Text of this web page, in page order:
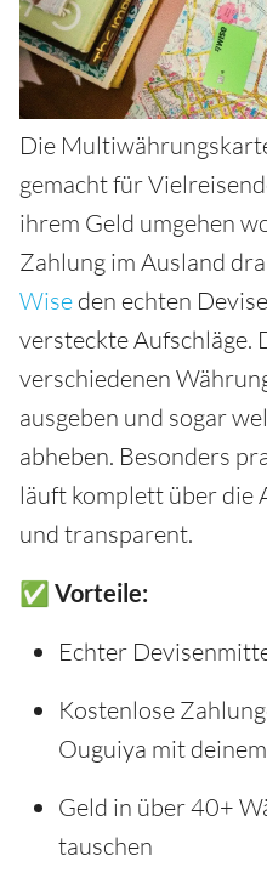
Die
gemacht für
ihrem Geld umgehen
Zahlung im Ausland
Wise den echten
versteckte Aufschläge.
verschiedenen
ausgeben und sogar
abheben. Besonders
läuft komplett über die
und transparent.
✅ Vorteile:
Echter
Kostenlose
Ouguiya mit
Geld in über 40+
tauschen